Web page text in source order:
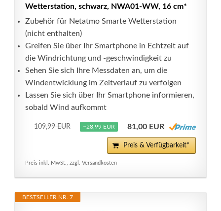
Wetterstation, schwarz, NWA01-WW, 16 cm*
Zubehör für Netatmo Smarte Wetterstation
(nicht enthalten)
Greifen Sie über Ihr Smartphone in Echtzeit auf
die Windrichtung und -geschwindigkeit zu
Sehen Sie sich Ihre Messdaten an, um die
Windentwicklung im Zeitverlauf zu verfolgen
Lassen Sie sich über Ihr Smartphone informieren,
sobald Wind aufkommt
109,99 EUR −28,99 EUR 81,00 EUR
Preis & Verfügbarkeit*
Preis inkl. MwSt., zzgl. Versandkosten
BESTSELLER NR. 7